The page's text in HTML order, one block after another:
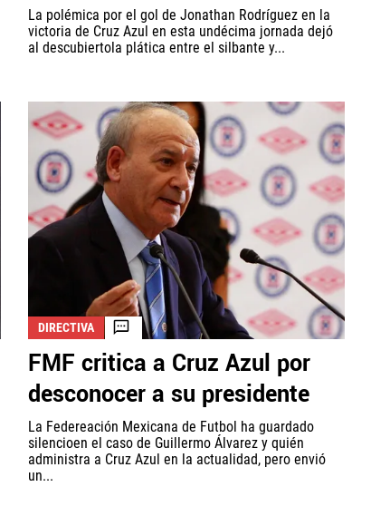
La polémica por el gol de Jonathan Rodríguez en la
victoria de Cruz Azul en esta undécima jornada dejó
al descubiertola plática entre el silbante y...
DIRECTIVA
FMF critica a Cruz Azul por
desconocer a su presidente
La Federeación Mexicana de Futbol ha guardado
silencioen el caso de Guillermo Álvarez y quién
administra a Cruz Azul en la actualidad, pero envió
un...